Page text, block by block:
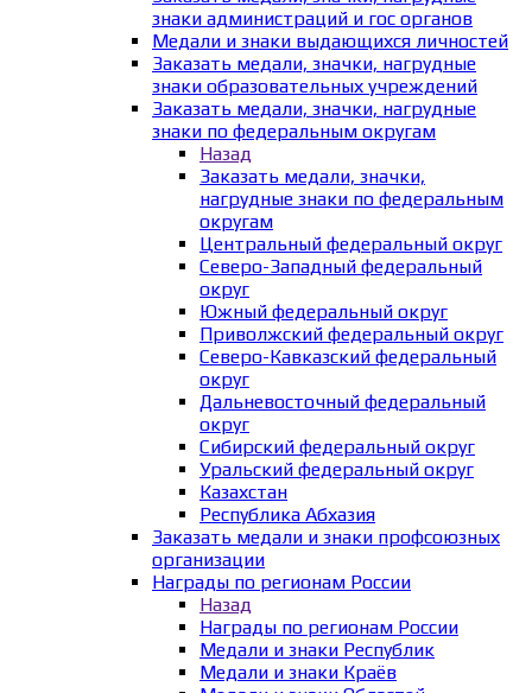
знаки администраций и гос органов
Медали и знаки выдающихся личностей
Заказать медали, значки, нагрудные
знаки образовательных учреждений
Заказать медали, значки, нагрудные
знаки по федеральным округам
Назад
Заказать медали, значки,
нагрудные знаки по федеральным
округам
Центральный федеральный округ
Северо-Западный федеральный
округ
Южный федеральный округ
Приволжский федеральный округ
Северо-Кавказский федеральный
округ
Дальневосточный федеральный
округ
Сибирский федеральный округ
Уральский федеральный округ
Казахстан
Республика Абхазия
Заказать медали и знаки профсоюзных
организации
Награды по регионам России
Назад
Награды по регионам России
Медали и знаки Республик
Медали и знаки Краёв